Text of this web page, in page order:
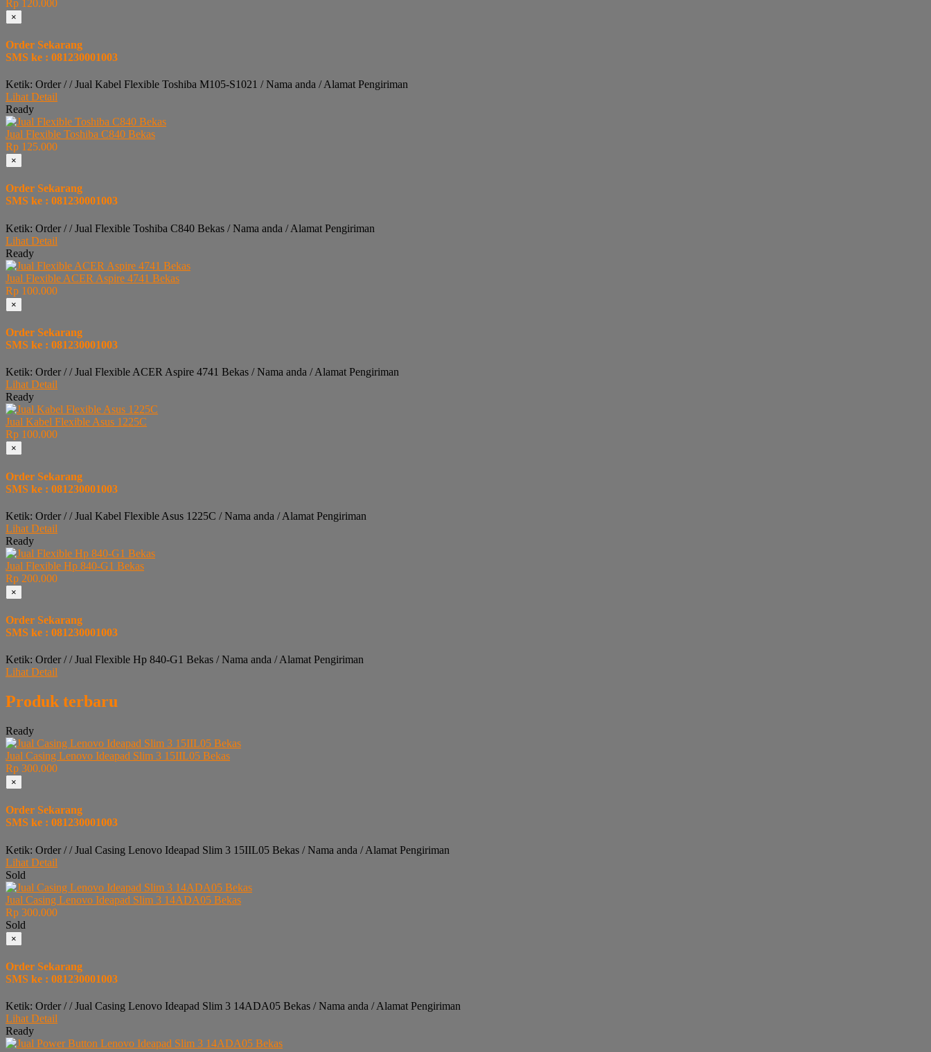
Rp 120.000
×
Order Sekarang
SMS ke : 081230001003
Ketik: Order / / Jual Kabel Flexible Toshiba M105-S1021 / Nama anda / Alamat Pengiriman
Lihat Detail
Ready
Jual Flexible Toshiba C840 Bekas
Rp 125.000
×
Order Sekarang
SMS ke : 081230001003
Ketik: Order / / Jual Flexible Toshiba C840 Bekas / Nama anda / Alamat Pengiriman
Lihat Detail
Ready
Jual Flexible ACER Aspire 4741 Bekas
Rp 100.000
×
Order Sekarang
SMS ke : 081230001003
Ketik: Order / / Jual Flexible ACER Aspire 4741 Bekas / Nama anda / Alamat Pengiriman
Lihat Detail
Ready
Jual Kabel Flexible Asus 1225C
Rp 100.000
×
Order Sekarang
SMS ke : 081230001003
Ketik: Order / / Jual Kabel Flexible Asus 1225C / Nama anda / Alamat Pengiriman
Lihat Detail
Ready
Jual Flexible Hp 840-G1 Bekas
Rp 200.000
×
Order Sekarang
SMS ke : 081230001003
Ketik: Order / / Jual Flexible Hp 840-G1 Bekas / Nama anda / Alamat Pengiriman
Lihat Detail
Produk terbaru
Ready
Jual Casing Lenovo Ideapad Slim 3 15IIL05 Bekas
Rp 300.000
×
Order Sekarang
SMS ke : 081230001003
Ketik: Order / / Jual Casing Lenovo Ideapad Slim 3 15IIL05 Bekas / Nama anda / Alamat Pengiriman
Lihat Detail
Sold
Jual Casing Lenovo Ideapad Slim 3 14ADA05 Bekas
Rp 300.000
Sold
×
Order Sekarang
SMS ke : 081230001003
Ketik: Order / / Jual Casing Lenovo Ideapad Slim 3 14ADA05 Bekas / Nama anda / Alamat Pengiriman
Lihat Detail
Ready